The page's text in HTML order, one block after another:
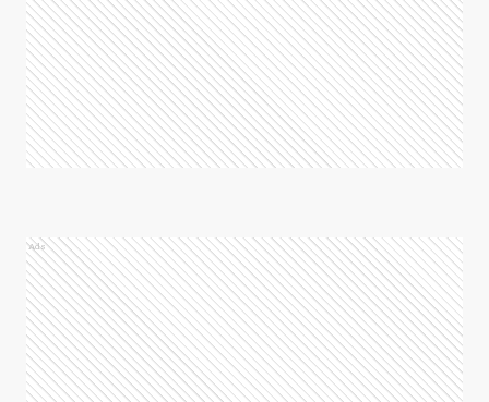
Ads